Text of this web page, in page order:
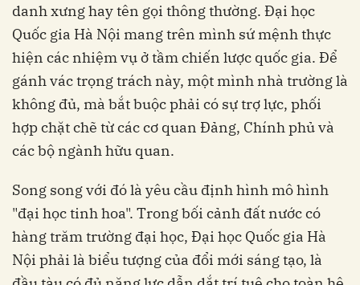
danh xưng hay tên gọi thông thường. Đại học
Quốc gia Hà Nội mang trên mình sứ mệnh thực
hiện các nhiệm vụ ở tầm chiến lược quốc gia. Để
gánh vác trọng trách này, một mình nhà trường là
không đủ, mà bắt buộc phải có sự trợ lực, phối
hợp chặt chẽ từ các cơ quan Đảng, Chính phủ và
các bộ ngành hữu quan.
Song song với đó là yêu cầu định hình mô hình
"đại học tinh hoa". Trong bối cảnh đất nước có
hàng trăm trường đại học, Đại học Quốc gia Hà
Nội phải là biểu tượng của đổi mới sáng tạo, là